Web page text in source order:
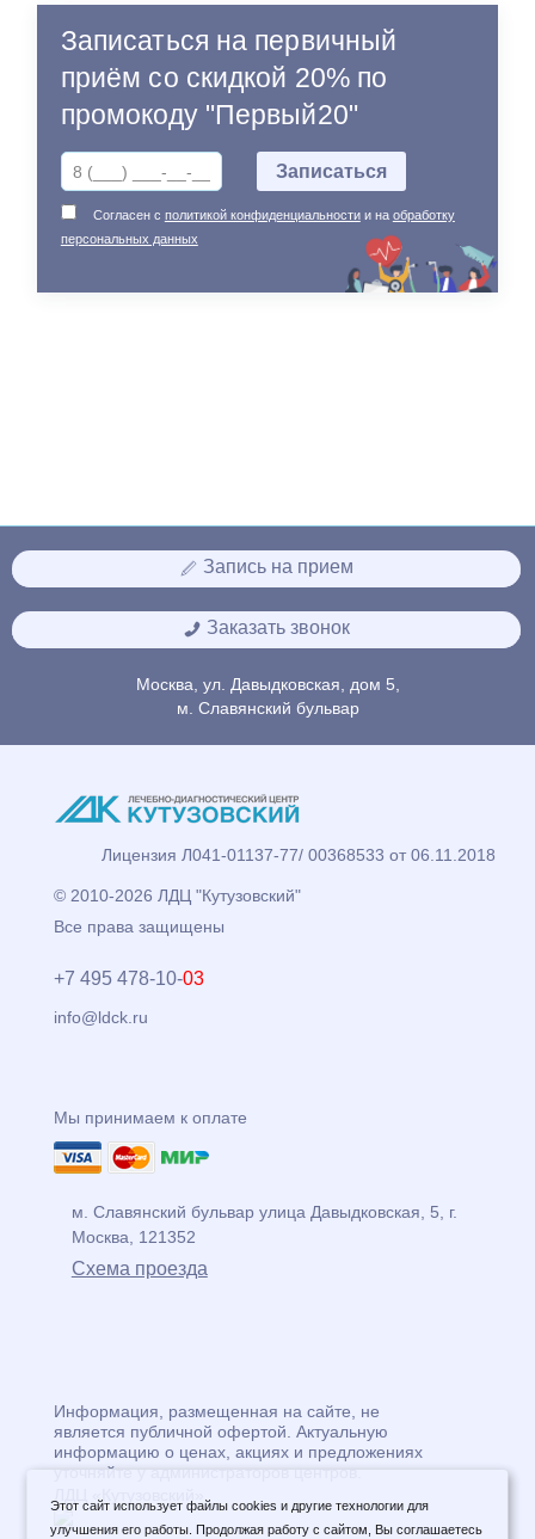
Этот сайт использует файлы cookies и другие технологии для
улучшения его работы. Продолжая работу с сайтом, Вы соглашаетесь
Записаться на первичный
приём со скидкой 20% по
промокоду "Первый20"
Согласен с политикой конфиденциальностии на обработку
персональных данных
Запись на прием
Заказать звонок
Москва, ул. Давыдковская, дом 5,
м. Славянский бульвар
Лицензия Л041-01137-77/ 00368533 от 06.11.2018
© 2010-2026 ЛДЦ "Кутузовский"
Все права защищены
+7 495 478-10-03
info@ldck.ru
Мы принимаем к оплате
м. Славянский бульварулица Давыдковская, 5 , г.
Москва
121352
Схема проезда
Информация, размещенная на сайте, не
является публичной офертой. Актуальную
информацию о ценах, акциях и предложениях
уточняйте у администраторов центров.